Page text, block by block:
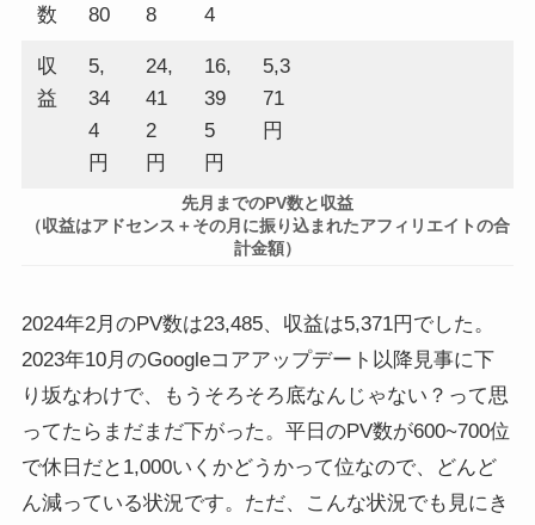
数
80
8
4
収
益
5,
34
4
円
24,
41
2
円
16,
39
5
円
5,3
71
円
先月までのPV数と収益
（収益はアドセンス＋その月に振り込まれたアフィリエイトの合
計金額）
2024年2月のPV数は23,485、収益は5,371円でした。
2023年10月のGoogleコアアップデート以降見事に下
り坂なわけで、もうそろそろ底なんじゃない？って思
ってたらまだまだ下がった。平日のPV数が600~700位
で休日だと1,000いくかどうかって位なので、どんど
ん減っている状況です。ただ、こんな状況でも見にき